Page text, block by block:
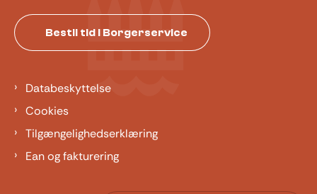
Bestil tid i Borgerservice
Databeskyttelse
Cookies
Tilgængelighedserklæring
Ean og fakturering